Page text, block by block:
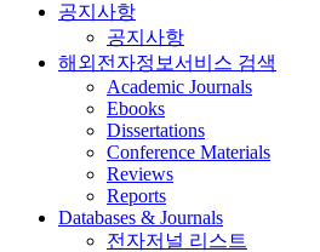
공지사항
공지사항
해외전자정보서비스 검색
Academic Journals
Ebooks
Dissertations
Conference Materials
Reviews
Reports
Databases & Journals
전자저널 리스트